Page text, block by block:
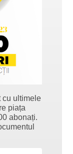
cu ultimele
piața
abonați.